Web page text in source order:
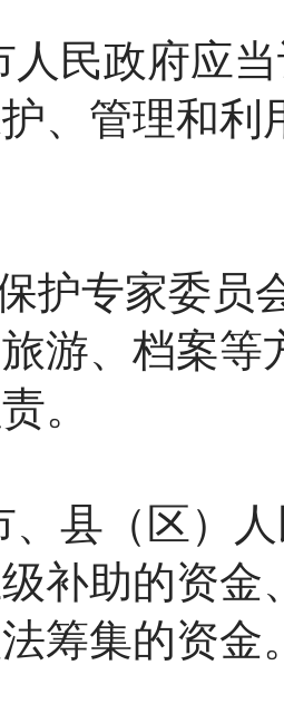
民政府应
、管理和利
护专家委员
游、档案等
。
县（区）
补助的资金
筹集的资金